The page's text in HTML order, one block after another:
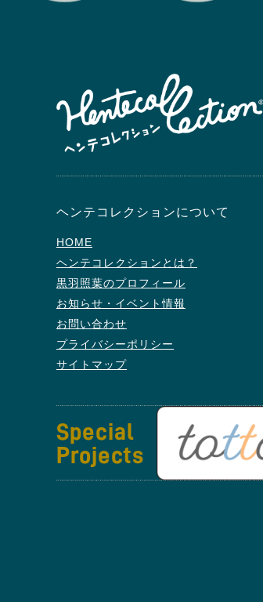
ヘンテコレクションについて
HOME
ヘンテコレクションとは？
黒羽照葉のプロフィール
お知らせ・イベント情報
お問い合わせ
プライバシーポリシー
サイトマップ
Special
Projects